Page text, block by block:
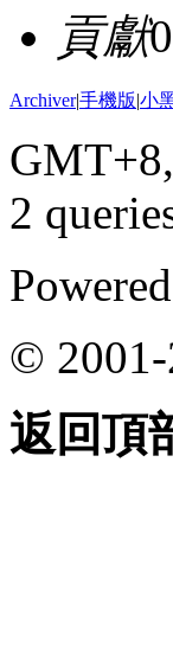
貢獻0
Archiver|手機版|小
2
©
返回頂